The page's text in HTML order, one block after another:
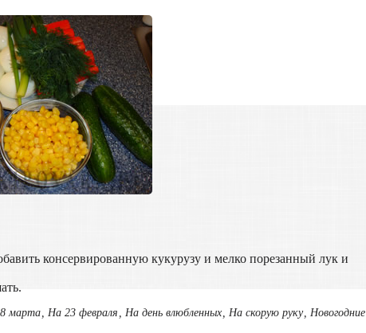
консервированную кукурузу и мелко порезанный лук и
марта,На 23 февраля ,На день влюбленных,На скорую руку,Новогодние